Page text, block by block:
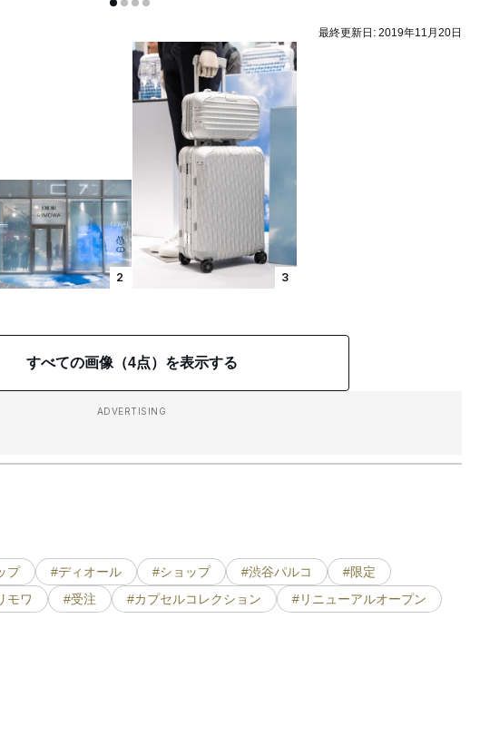
最終更新日: 2019年11月20日
2 3
すべての画像（4点）を表示する
ADVERTISING
プ #ディオール #ショップ #渋谷パルコ
#限定
モワ #受注 #カプセルコレクション
#リニューアルオープン